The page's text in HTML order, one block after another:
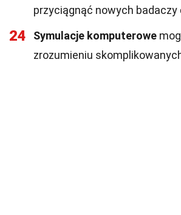
przyciągnąć nowych badaczy
24 Symulacje komputerowe
zrozumieniu